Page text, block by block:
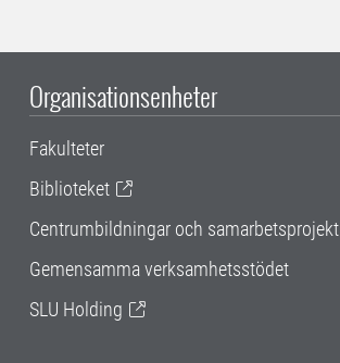
Organisationsenheter
Fakulteter
Biblioteket
Centrumbildningar och samarbetsprojekt
Gemensamma verksamhetsstödet
SLU Holding